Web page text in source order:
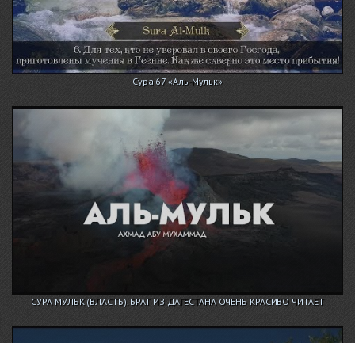
Сура 67 «Аль-Мульк»
СУРА МУЛЬК (ВЛАСТЬ). БРАТ ИЗ ДАГЕСТАНА ОЧЕНЬ КРАСИВО ЧИТАЕТ